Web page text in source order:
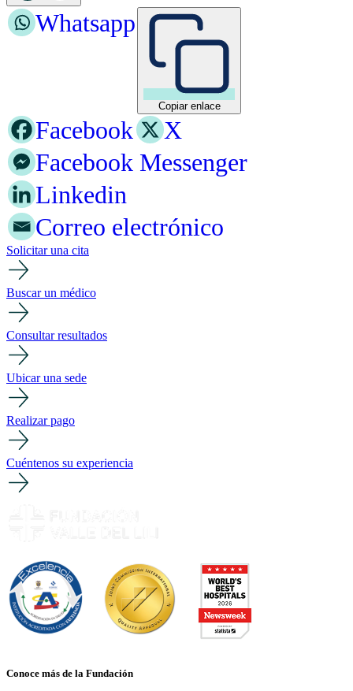
Copiar enlace
Whatsapp
Facebook
X
Facebook Messenger
Linkedin
Correo electrónico
Solicitar una cita
Buscar un médico
Consultar resultados
Ubicar una sede
Realizar pago
Cuéntenos su experiencia
Conoce más de la Fundación